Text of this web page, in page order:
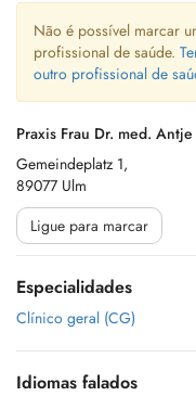
Não é possível marcar
profissional de saúde.
outro profissional de
Praxis Frau Dr. med.
Gemeindeplatz 1,
89077 Ulm
Ligue para marcar
Especialidades
Clínico geral (CG)
Idiomas falados